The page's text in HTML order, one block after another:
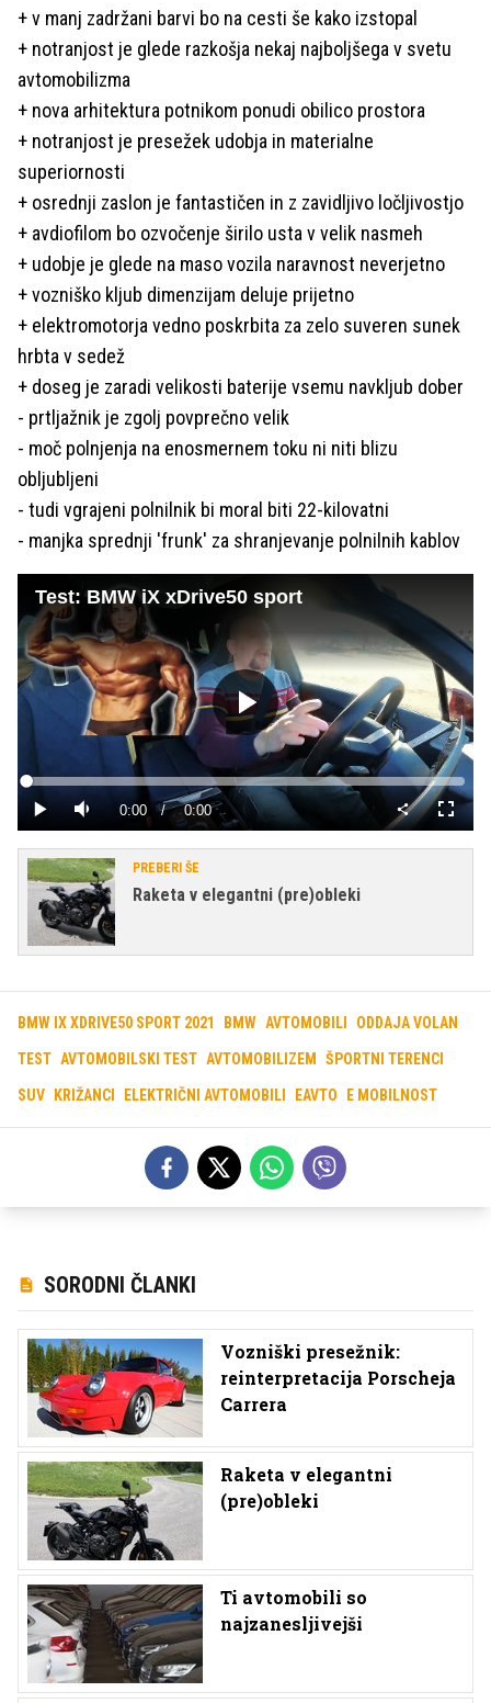
+ v manj zadržani barvi bo na cesti še kako izstopal
+ notranjost je glede razkošja nekaj najboljšega v svetu
avtomobilizma
+ nova arhitektura potnikom ponudi obilico prostora
+ notranjost je presežek udobja in materialne
superiornosti
+ osrednji zaslon je fantastičen in z zavidljivo ločljivostjo
+ avdiofilom bo ozvočenje širilo usta v velik nasmeh
+ udobje je glede na maso vozila naravnost neverjetno
+ vozniško kljub dimenzijam deluje prijetno
+ elektromotorja vedno poskrbita za zelo suveren sunek
hrbta v sedež
+ doseg je zaradi velikosti baterije vsemu navkljub dober
- prtljažnik je zgolj povprečno velik
- moč polnjenja na enosmernem toku ni niti blizu
obljubljeni
- tudi vgrajeni polnilnik bi moral biti 22-kilovatni
- manjka sprednji 'frunk' za shranjevanje polnilnih kablov
Test: BMW iX xDrive50 sport
Predvajaj
PredvajajTiho Current
Time
0:00 / Duration
0:00
Loaded:
0%
način
PREBERI ŠE
Raketa v elegantni (pre)obleki
BMW IX XDRIVE50 SPORT 2021 BMW AVTOMOBILI ODDAJA VOLAN
TEST AVTOMOBILSKI TEST AVTOMOBILIZEM ŠPORTNI TERENCI
SUV KRIŽANCI ELEKTRIČNI AVTOMOBILI EAVTO E MOBILNOST
SORODNI ČLANKI
Vozniški presežnik:
reinterpretacija Porscheja
Carrera
Raketa v elegantni
(pre)obleki
Ti avtomobili so
najzanesljivejši